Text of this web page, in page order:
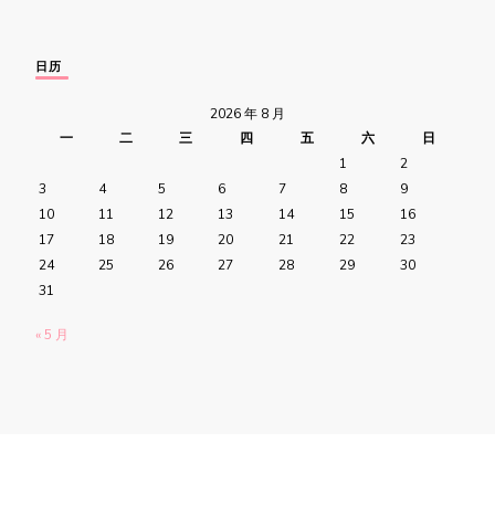
日历
2026 年 8 月
一
二 三 四 五 六
日
1
2
3
4 5 6 7 8
9
10
11 12 13 14 15
16
17
18 19 20 21 22
23
24
25 26 27 28 29
30
31
« 5 月